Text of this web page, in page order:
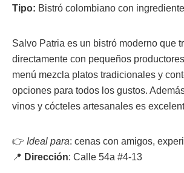
Tipo: Bistró colombiano con
Salvo Patria es un bistró moderno que
directamente con pequeños
menú mezcla platos tradicionales y
opciones para todos los gustos.
vinos y cócteles artesanales es
👉 Ideal para: cenas con amigos,
📍 Dirección: Calle 54a #4-13